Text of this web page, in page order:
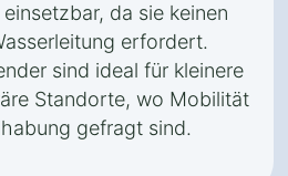
da sie keinen
erfordert.
sind ideal für kleinere
Standorte, wo Mobilität
gefragt sind.